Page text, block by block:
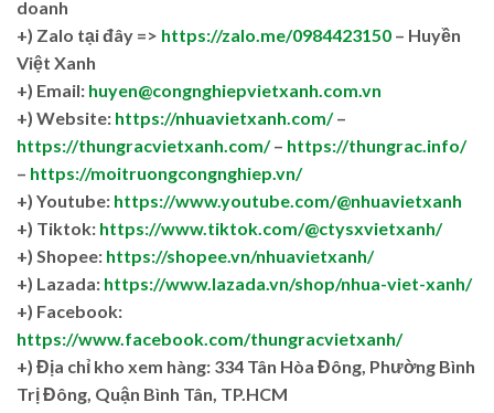
doanh
+) Zalo tại đây => https://zalo.me/0984423150 – Huyền
Việt Xanh
+) Email: huyen@congnghiepvietxanh.com.vn
+) Website: https://nhuavietxanh.com/–
https://thungracvietxanh.com/– https://thungrac.info/
– https://moitruongcongnghiep.vn/
+) Youtube: https://www.youtube.com/@nhuavietxanh
+) Tiktok: https://www.tiktok.com/@ctysxvietxanh/
+) Shopee: https://shopee.vn/nhuavietxanh/
+) Lazada: https://www.lazada.vn/shop/nhua-viet-xanh/
+) Facebook:
https://www.facebook.com/thungracvietxanh/
+) Địa chỉ kho xem hàng: 334 Tân Hòa Đông, Phường Bình
Trị Đông, Quận Bình Tân, TP.HCM